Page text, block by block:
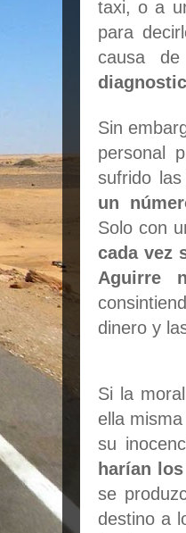
taxi, o a
para
causa de
Sin
personal
sufrido
un
Solo con
cada vez
Aguirre
dinero y
Si la
ella
su
harían
se
destino a